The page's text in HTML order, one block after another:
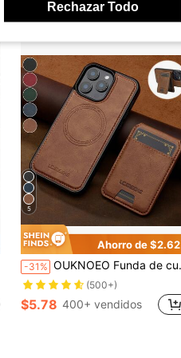
5
Ahorro de $2.62
-31% OUKNOEO Funda de cuero sintético con carga inalámbrica magnética desmontable compatible con iPhone 18 17e Air 16e 15 14 13 Pro Max S26 S25 Edge S24 Ultra Plus A37 A57 Pixel 11 Pro XL 10A 9A 8 7 con caja para tarjetas, 3 ranuras para tarjetas, billetera antirrobo con cepillo
(500+)
$5.78 400+ vendidos
Rechazar Todo